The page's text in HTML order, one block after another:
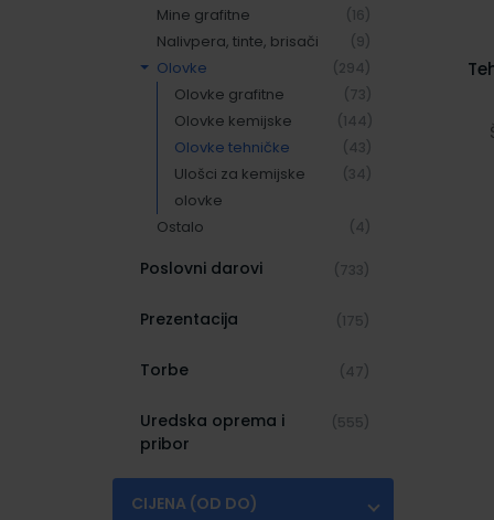
Lineri (65)
Markeri (14)
Markeri za
prezentacijsku ploču
(27)
Permanent markeri (132)
Roleri (120)
Textmarkeri (53)
Ulošci za flomastere
Mine grafitne (16)
Nalivpera, tinte, brisači (9)
Olovke (294)
Olovke grafitne (73)
Olovke kemijske (144)
Olovke tehničke (43)
Ulošci za kemijske
olovke
(34)
Ostalo (4)
Poslovni darovi (733)
Prezentacija (175)
Torbe (47)
Uredska oprema i
pribor
(555)
CIJENA (OD DO)